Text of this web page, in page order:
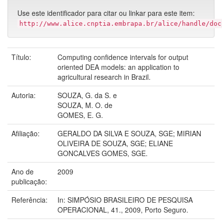
Use este identificador para citar ou linkar para este item:
http://www.alice.cnptia.embrapa.br/alice/handle/
Título:
Computing confidence intervals for output
oriented DEA models: an application to
agricultural research in Brazil.
Autoria:
SOUZA, G. da S. e
SOUZA, M. O. de
GOMES, E. G.
Afiliação:
GERALDO DA SILVA E SOUZA, SGE; MIRIAN
OLIVEIRA DE SOUZA, SGE; ELIANE
GONCALVES GOMES, SGE.
Ano de
publicação:
2009
Referência:
In: SIMPÓSIO BRASILEIRO DE PESQUISA
OPERACIONAL, 41., 2009, Porto Seguro.